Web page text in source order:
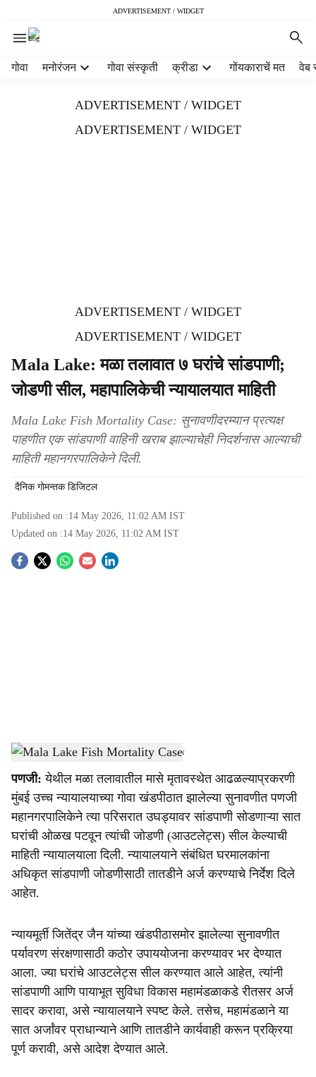
ADVERTISEMENT / WIDGET
गोवा मनोरंजन गोवा संस्कृती क्रीडा गोंयकाराचें मत वेब
ADVERTISEMENT / WIDGET
ADVERTISEMENT / WIDGET
ADVERTISEMENT / WIDGET
ADVERTISEMENT / WIDGET
Mala Lake: मळा तलावात ७ घरांचे सांडपाणी;
जोडणी सील, महापालिकेची न्यायालयात माहिती
Mala Lake Fish Mortality Case: सुनावणीदरम्यान प्रत्यक्ष
पाहणीत एक सांडपाणी वाहिनी खराब झाल्याचेही निदर्शनास आल्याची
माहिती महानगरपालिकेने दिली.
दैनिक गोमन्तक डिजिटल
Published on :14 May 2026, 11:02 AM IST
Updated on :14 May 2026, 11:02 AM IST
S
a
r
e
Mala Lake Fish Mortality Case-Dainik Gomantak
पणजी: येथील मळा तलावातील मासे मृतावस्थेत आढळल्याप्रकरणी
मुंबई उच्च न्यायालयाच्या गोवा खंडपीठात झालेल्या सुनावणीत पणजी
महानगरपालिकेने त्‍या परिसरात उघड्यावर सांडपाणी सोडणाऱ्या सात
घरांची ओळख पटवून त्यांची जोडणी (आउटलेट्स) सील केल्याची
माहिती न्यायालयाला दिली. न्यायालयाने संबंधित घरमालकांना
अधिकृत सांडपाणी जोडणीसाठी तातडीने अर्ज करण्याचे निर्देश दिले
आहेत.
न्यायमूर्ती जितेंद्र जैन यांच्या खंडपीठासमोर झालेल्या सुनावणीत
पर्यावरण संरक्षणासाठी कठोर उपाययोजना करण्यावर भर देण्यात
आला. ज्या घरांचे आउटलेट्स सील करण्यात आले आहेत, त्यांनी
सांडपाणी आणि पायाभूत सुविधा विकास महामंडळाकडे रीतसर अर्ज
सादर करावा, असे न्यायालयाने स्पष्ट केले. तसेच, महामंडळाने या
सात अर्जांवर प्राधान्याने आणि तातडीने कार्यवाही करून प्रक्रिया
पूर्ण करावी, असे आदेश देण्यात आले.